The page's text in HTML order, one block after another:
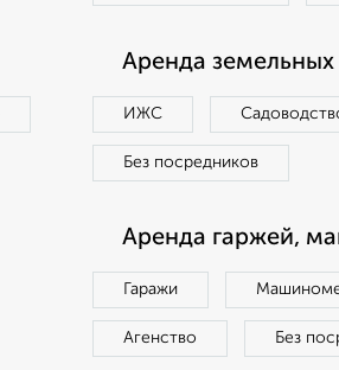
Аренда земельных
ИЖС
Без посредников
Аренда гаржей,
Гаражи
Агенство Без